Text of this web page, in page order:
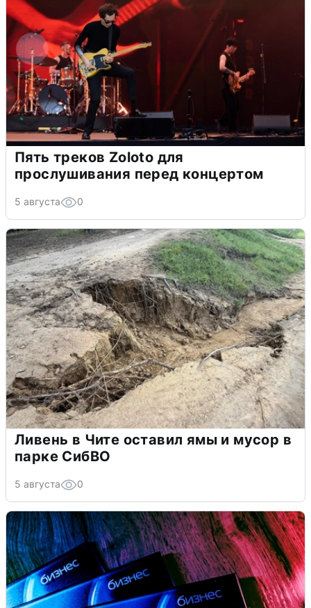
Пять треков Zoloto для
прослушивания перед концертом
5 августа 0
Ливень в Чите оставил ямы и мусор в
парке СибВО
5 августа 0